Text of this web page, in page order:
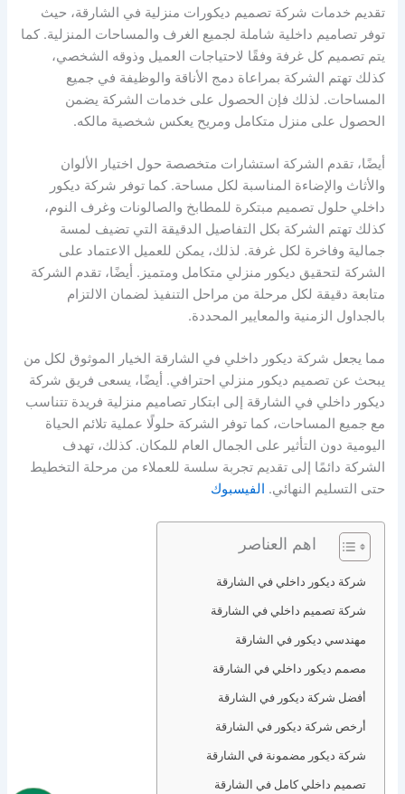
تقديم خدمات شركة تصميم ديكورات منزلية في الشارقة، حيث
توفر تصاميم داخلية شاملة لجميع الغرف والمساحات المنزلية. كما
يتم تصميم كل غرفة وفقًا لاحتياجات العميل وذوقه الشخصي،
كذلك تهتم الشركة بمراعاة دمج الأناقة والوظيفة في جميع
المساحات. لذلك فإن الحصول على خدمات الشركة يضمن
الحصول على منزل متكامل ومريح يعكس شخصية مالكه.
أيضًا، تقدم الشركة استشارات متخصصة حول اختيار الألوان
والأثاث والإضاءة المناسبة لكل مساحة. كما توفر شركة ديكور
داخلي حلول تصميم مبتكرة للمطابخ والصالونات وغرف النوم،
كذلك تهتم الشركة بكل التفاصيل الدقيقة التي تضيف لمسة
جمالية وفاخرة لكل غرفة. لذلك، يمكن للعميل الاعتماد على
الشركة لتحقيق ديكور منزلي متكامل ومتميز. أيضًا، تقدم الشركة
متابعة دقيقة لكل مرحلة من مراحل التنفيذ لضمان الالتزام
بالجداول الزمنية والمعايير المحددة.
مما يجعل شركة ديكور داخلي في الشارقة الخيار الموثوق لكل من
يبحث عن تصميم ديكور منزلي احترافي. أيضًا، يسعى فريق شركة
ديكور داخلي في الشارقة إلى ابتكار تصاميم منزلية فريدة تتناسب
مع جميع المساحات، كما توفر الشركة حلولًا عملية تلائم الحياة
اليومية دون التأثير على الجمال العام للمكان. كذلك، تهدف
الشركة دائمًا إلى تقديم تجربة سلسة للعملاء من مرحلة التخطيط
حتى التسليم النهائي. الفيسبوك
اهم العناصر
شركة ديكور داخلي في الشارقة
شركة تصميم داخلي في الشارقة
مهندسي ديكور في الشارقة
مصمم ديكور داخلي في الشارقة
أفضل شركة ديكور في الشارقة
أرخص شركة ديكور في الشارقة
شركة ديكور مضمونة في الشارقة
تصميم داخلي كامل في الشارقة